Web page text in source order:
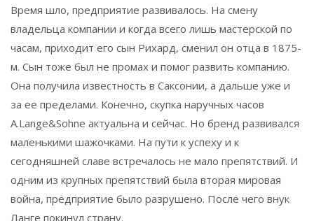
Время шло, предприятие развивалось. На смену
владельца компании и когда всего лишь мастерской по
часам, приходит его сын Рихард, сменил он отца в 1875-
м. Сын тоже был не промах и помог развить компанию.
Она получила известность в Саксонии, а дальше уже и
за ее пределами. Конечно, скупка наручных часов
A.Lange&Sohne актуальна и сейчас. Но бренд развивался
маленькими шажочками. На пути к успеху и к
сегодняшней славе встречалось не мало препятствий. И
одним из крупных препятствий была вторая мировая
война, предприятие было разрушено. После чего внук
Ланге покинул страну.